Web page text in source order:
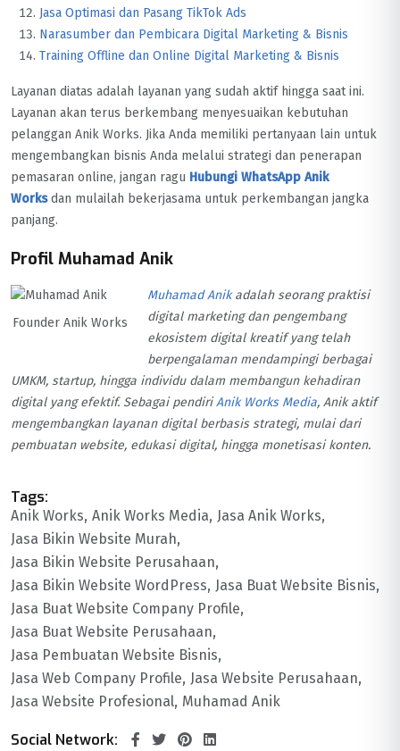
Jasa Optimasi dan Pasang TikTok Ads
Narasumber dan Pembicara Digital Marketing & Bisnis
Training Offline dan Online Digital Marketing & Bisnis
Layanan diatas adalah layanan yang sudah aktif hingga saat ini.
Layanan akan terus berkembang menyesuaikan kebutuhan
pelanggan Anik Works. Jika Anda memiliki pertanyaan lain untuk
mengembangkan bisnis Anda melalui strategi dan penerapan
pemasaran online, jangan ragu Hubungi WhatsApp Anik
Worksdan mulailah bekerjasama untuk perkembangan jangka
panjang.
Profil Muhamad Anik
Founder Anik Works
Muhamad Anikadalah seorang praktisi
digital marketing dan pengembang
ekosistem digital kreatif yang telah
berpengalaman mendampingi berbagai
UMKM, startup, hingga individu dalam membangun kehadiran
digital yang efektif. Sebagai pendiriAnik Works Media, Anik aktif
mengembangkan layanan digital berbasis strategi, mulai dari
pembuatan website, edukasi digital, hingga monetisasi konten.
Tags:
Anik Works Anik Works Media
Jasa Anik Works
Jasa Bikin Website Murah
Jasa Bikin Website Perusahaan
Jasa Bikin Website WordPress
Jasa Buat Website Bisnis
Jasa Buat Website Company Profile
Jasa Buat Website Perusahaan
Jasa Pembuatan Website Bisnis
Jasa Web Company Profile
Jasa Website Perusahaan
Jasa Website Profesional Muhamad Anik
Social Network: